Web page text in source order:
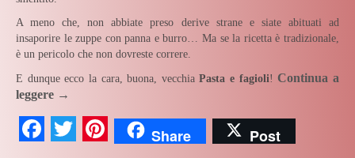
A meno che, non abbiate preso derive strane e siate abituati ad
insaporire le zuppe con panna e burro… Ma se la ricetta è tradizionale,
è un pericolo che non dovreste correre.
E dunque ecco la cara, buona, vecchiaPasta e fagioli!Continua a
leggere →
Facebook
TwitterPinterest
Share Post